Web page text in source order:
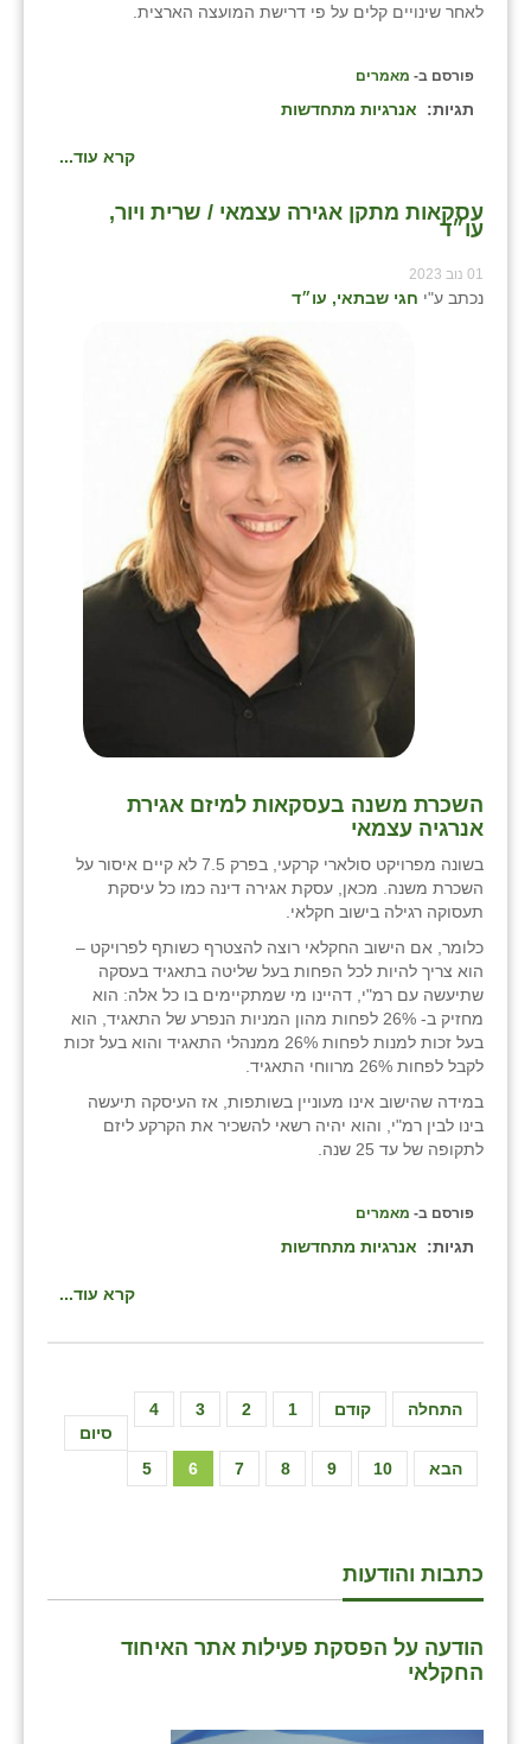
לאחר שינויים קלים על פי דרישת המועצה הארצית.
פורסם ב- מאמרים
תגיות: אנרגיות מתחדשות
קרא עוד...
עסקאות מתקן אגירה עצמאי / שרית ויור,
עו״ד
01 נוב 2023
נכתב ע"י חגי שבתאי, עו״ד
השכרת משנה בעסקאות למיזם אגירת
אנרגיה עצמאי
בשונה מפרויקט סולארי קרקעי, בפרק 7.5 לא קיים איסור על
השכרת משנה. מכאן, עסקת אגירה דינה כמו כל עיסקת
תעסוקה רגילה בישוב חקלאי.
כלומר, אם הישוב החקלאי רוצה להצטרף כשותף לפרויקט –
הוא צריך להיות לכל הפחות בעל שליטה בתאגיד בעסקה
שתיעשה עם רמ"י, דהיינו מי שמתקיימים בו כל אלה: הוא
מחזיק ב- 26% לפחות מהון המניות הנפרע של התאגיד, הוא
בעל זכות למנות לפחות 26% ממנהלי התאגיד והוא בעל זכות
לקבל לפחות 26% מרווחי התאגיד.
במידה שהישוב אינו מעוניין בשותפות, אז העיסקה תיעשה
בינו לבין רמ"י, והוא יהיה רשאי להשכיר את הקרקע ליזם
לתקופה של עד 25 שנה.
פורסם ב- מאמרים
תגיות: אנרגיות מתחדשות
קרא עוד...
התחלה קודם 1
2
3
4
5 6 7 8 9 10 הבא
סיום
כתבות והודעות
הודעה על הפסקת פעילות אתר האיחוד
החקלאי